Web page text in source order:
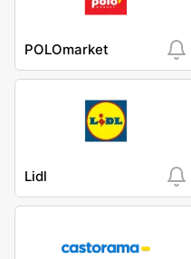
POLOmarket
Lidl